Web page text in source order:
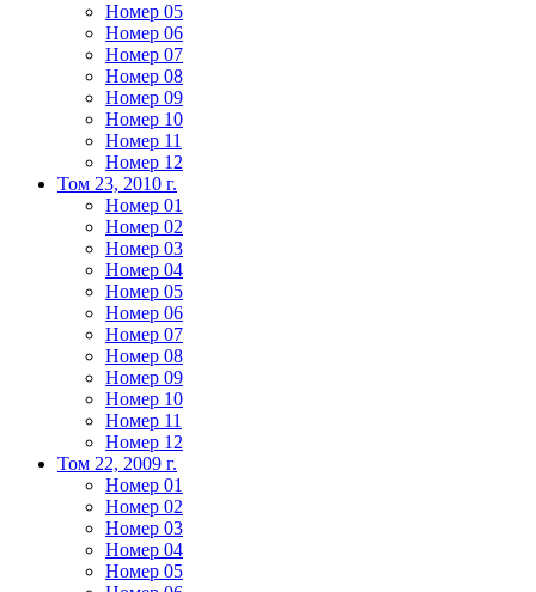
Номер 05
Номер 06
Номер 07
Номер 08
Номер 09
Номер 10
Номер 11
Номер 12
Том 23, 2010 г.
Номер 01
Номер 02
Номер 03
Номер 04
Номер 05
Номер 06
Номер 07
Номер 08
Номер 09
Номер 10
Номер 11
Номер 12
Том 22, 2009 г.
Номер 01
Номер 02
Номер 03
Номер 04
Номер 05